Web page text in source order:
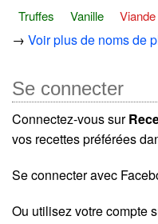
Truffes
Vanille Viande
→ Voir plus de noms de
Se connecter
Connectez-vous sur
vos recettes préférées
Se connecter avec
Ou utilisez votre compte